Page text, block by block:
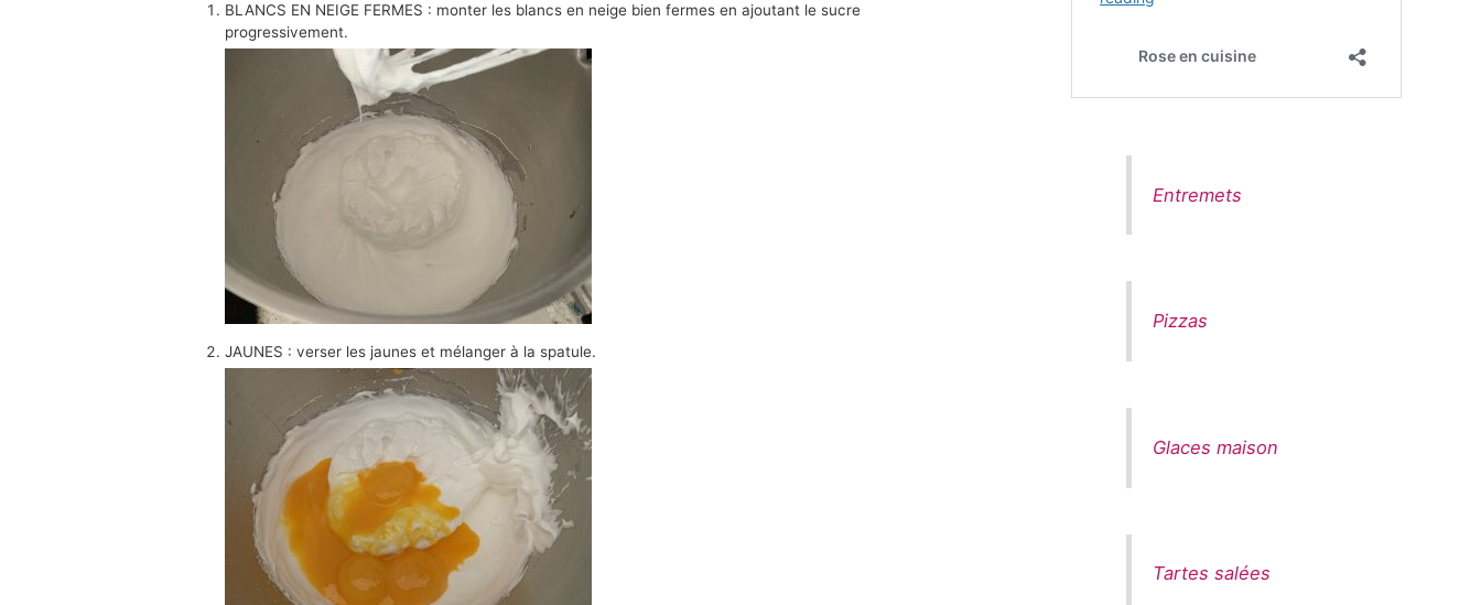
BLANCS EN NEIGE FERMES : monter les blancs en neige bien fermes en ajoutant le sucre
progressivement.
JAUNES : verser les jaunes et mélanger à la spatule.
Entremets
Pizzas
Glaces maison
Tartes salées